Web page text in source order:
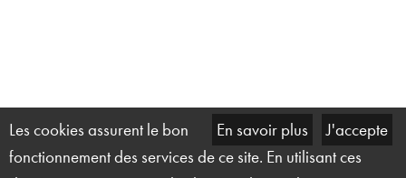
En savoir plus J'accepte
Les cookies assurent le bon
fonctionnement des services de ce site. En utilisant ces